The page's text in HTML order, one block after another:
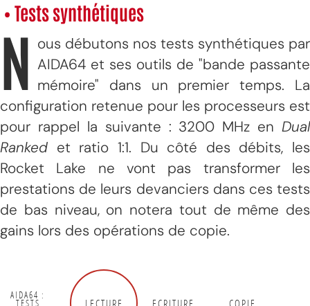
• Tests synthétiques
N ous débutons nos tests synthétiques par
AIDA64 et ses outils de "bande passante
mémoire" dans un premier temps. La
configuration retenue pour les processeurs est
pour rappel la suivante : 3200 MHz en Dual
Ranked et ratio 1:1. Du côté des débits, les
Rocket Lake ne vont pas transformer les
prestations de leurs devanciers dans ces tests
de bas niveau, on notera tout de même des
gains lors des opérations de copie.